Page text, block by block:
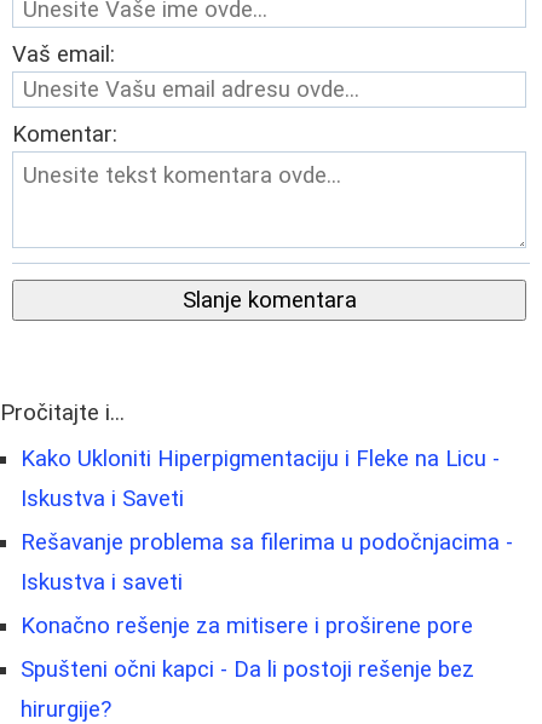
Vaš email:
Komentar:
Slanje komentara
Pročitajte i...
Kako Ukloniti Hiperpigmentaciju i Fleke na Licu -
Iskustva i Saveti
Rešavanje problema sa filerima u podočnjacima -
Iskustva i saveti
Konačno rešenje za mitisere i proširene pore
Spušteni očni kapci - Da li postoji rešenje bez
hirurgije?